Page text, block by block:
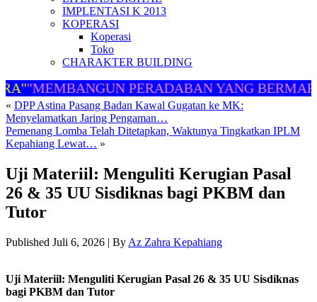
IMPLENTASI K 2013
KOPERASI
Koperasi
Toko
CHARAKTER BUILDING
"MEMBANGUN PERADABAN YANG
« DPP Astina Pasang Badan Kawal Gugatan ke MK:
Menyelamatkan Jaring Pengaman…
Pemenang Lomba Telah Ditetapkan, Waktunya Tingkatkan IPLM
Kepahiang Lewat… »
Uji Materiil: Menguliti Kerugian Pasal
26 & 35 UU Sisdiknas bagi PKBM dan
Tutor
Published Juli 6, 2026 | By Az Zahra Kepahiang
Uji Materiil: Menguliti Kerugian Pasal 26 & 35 UU Sisdiknas
bagi PKBM dan Tutor